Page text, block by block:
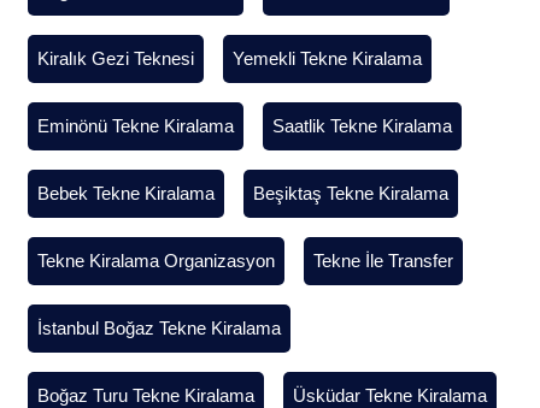
Kiralık Gezi Teknesi Yemekli Tekne Kiralama
Eminönü Tekne Kiralama Saatlik Tekne Kiralama
Bebek Tekne Kiralama Beşiktaş Tekne Kiralama
Tekne Kiralama Organizasyon Tekne İle Transfer
İstanbul Boğaz Tekne Kiralama
Boğaz Turu Tekne Kiralama Üsküdar Tekne Kiralama